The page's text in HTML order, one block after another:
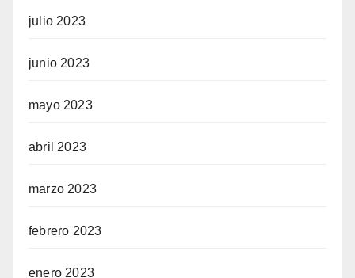
julio 2023
junio 2023
mayo 2023
abril 2023
marzo 2023
febrero 2023
enero 2023